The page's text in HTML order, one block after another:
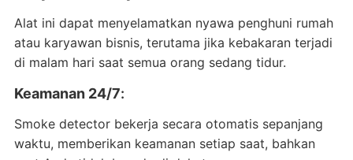
Alat ini dapat menyelamatkan nyawa penghuni rumah
atau karyawan bisnis, terutama jika kebakaran terjadi
di malam hari saat semua orang sedang tidur.
Keamanan 24/7:
Smoke detector bekerja secara otomatis sepanjang
waktu, memberikan keamanan setiap saat, bahkan